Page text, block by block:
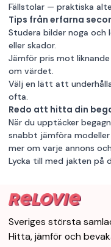
Fällstolar — praktiska
Tips från erfarna
Studera bilder noga
eller skador.
Jämför pris mot
om värdet.
Välj en lätt att
ofta.
Redo att hitta din
När du upptäcker
snabbt jämföra
mer om varje annons
Lycka till med jakten på
Sveriges största
Hitta, jämför och